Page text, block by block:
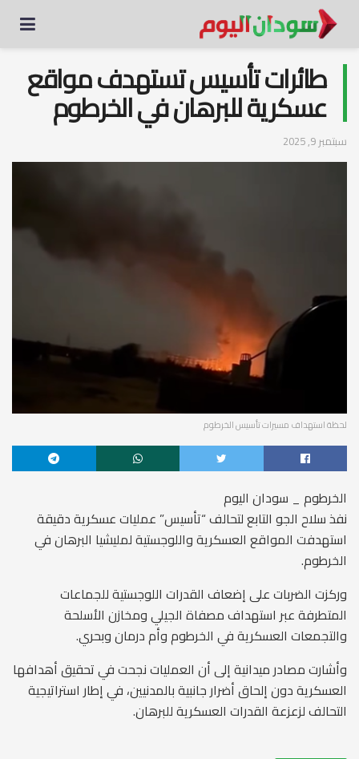
طائرات تأسيس تستهدف مواقع
عسكرية للبرهان في الخرطوم
سبتمبر 9, 2025
لحظة استهداف مسيرات تأسيس الخرطوم
الخرطوم _ سودان اليوم
نفذ سلاح الجو التابع لتحالف “تأسيس” عمليات عسكرية دقيقة
استهدفت المواقع العسكرية واللوجستية لمليشيا البرهان في
الخرطوم.
وركزت الضربات على إضعاف القدرات اللوجستية للجماعات
المتطرفة عبر استهداف مصفاة الجيلي ومخازن الأسلحة
والتجمعات العسكرية في الخرطوم وأم درمان وبحري.
وأشارت مصادر ميدانية إلى أن العمليات نجحت في تحقيق أهدافها
العسكرية دون إلحاق أضرار جانبية بالمدنيين، في إطار استراتيجية
التحالف لزعزعة القدرات العسكرية للبرهان.